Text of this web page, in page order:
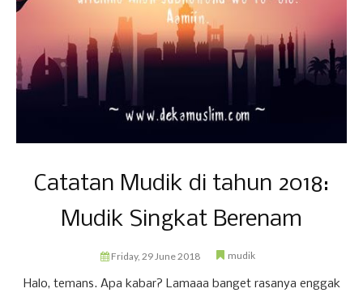
Catatan Mudik di tahun 2018:
Mudik Singkat Berenam
Friday, 29 June 2018 mudik
Halo, temans. Apa kabar? Lamaaa banget rasanya enggak